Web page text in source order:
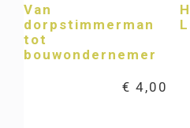
Van
dorpstimmerman
tot
bouwondernemer
€ 4,00